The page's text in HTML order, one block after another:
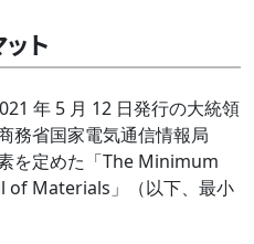
ト
年 5 月 12 日発行の大統領
務省国家電気通信情報局
を定めた「The Minimum
of Materials」（以下、最小